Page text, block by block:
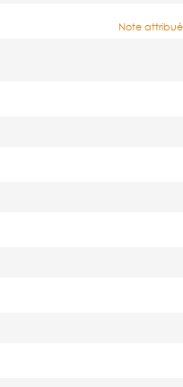
Note